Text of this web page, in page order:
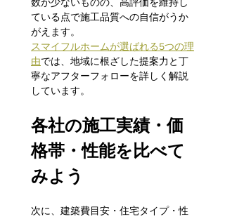
ている点で施工品質への自信がうか
がえます。
スマイフルホームが選ばれる5つの理
由では、地域に根ざした提案力と丁
寧なアフターフォローを詳しく解説
しています。
各社の施工実績・価
格帯・性能を比べて
みよう
次に、建築費目安・住宅タイプ・性